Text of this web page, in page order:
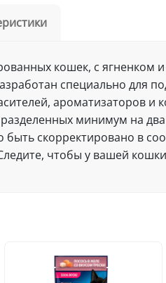
кошек, с ягненком
специально для
ароматизаторов
разделенных минимум на
скорректировано в
чтобы у вашей